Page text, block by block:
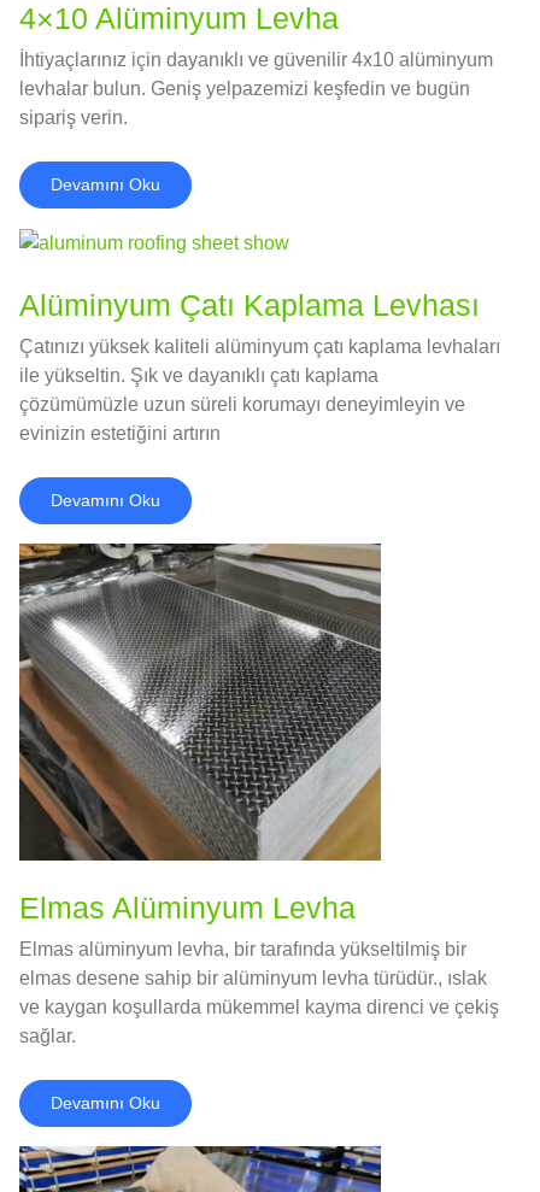
4×10 Alüminyum Levha
İhtiyaçlarınız için dayanıklı ve güvenilir 4x10 alüminyum
levhalar bulun. Geniş yelpazemizi keşfedin ve bugün
sipariş verin.
Devamını Oku
Alüminyum Çatı Kaplama Levhası
Çatınızı yüksek kaliteli alüminyum çatı kaplama levhaları
ile yükseltin. Şık ve dayanıklı çatı kaplama
çözümümüzle uzun süreli korumayı deneyimleyin ve
evinizin estetiğini artırın
Devamını Oku
Elmas Alüminyum Levha
Elmas alüminyum levha, bir tarafında yükseltilmiş bir
elmas desene sahip bir alüminyum levha türüdür., ıslak
ve kaygan koşullarda mükemmel kayma direnci ve çekiş
sağlar.
Devamını Oku